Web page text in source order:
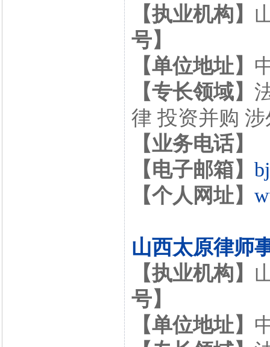
【执业机构】
号】
【单位地址】
【专长领域】
律 投资并购
【业务电话】
【电子邮箱】
【个人网址】
山西太原律师
【执业机构】
号】
【单位地址】